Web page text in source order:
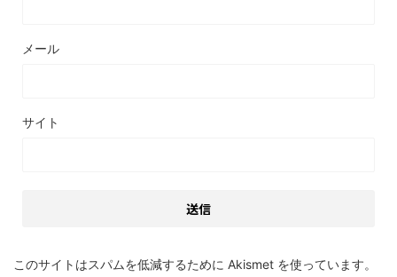
メール
サイト
このサイトはスパムを低減するために Akismet を使っています。